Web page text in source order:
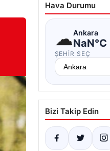
Hava Durumu
☁Ankara
NaN°C
ŞEHIR SEÇ
Bizi Takip Edin